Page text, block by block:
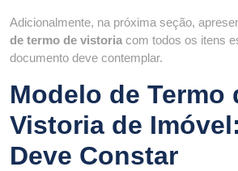
Adicionalmente, na próxima seção,
de termo de vistoria com todos os itens
documento deve contemplar.
Modelo de Termo
Vistoria de
Deve Constar